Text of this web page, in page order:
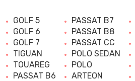
GOLF 5
GOLF 6
GOLF 7
TIGUAN
TOUAREG
PASSAT B6
PASSAT B7
PASSAT B8
PASSAT CC
POLO SEDAN
POLO
ARTEON